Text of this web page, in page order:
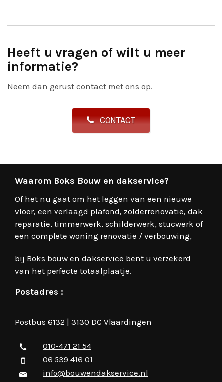
Heeft u vragen of wilt u meer
informatie?
Neem dan gerust contact met ons op.
CONTACT
Waarom Boks Bouw en dakservice?
Of het nu gaat om het leggen van een nieuwe
vloer, een verlaagd plafond, zolderrenovatie, dak
reparatie, timmerwerk, schilderwerk, stucwerk of
een complete woning renovatie / verbouwing,
bij Boks bouw en dakservice bent u verzekerd
van het perfecte totaalplaatje.
Postadres :
Postbus 6132 | 3130 DC Vlaardingen
010-471 21 54
06 539 416 01
info@bouwendakservice.nl